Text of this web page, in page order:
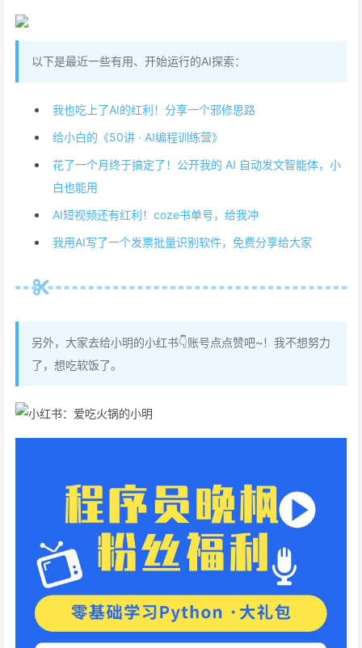
以下是最近一些有用、开始运行的AI探索：
我也吃上了AI的红利！分享一个邪修思路
给小白的《50讲 · AI编程训练营》
花了一个月终于搞定了！公开我的 AI 自动发文智能体，小
白也能用
AI短视频还有红利！coze书单号，给我冲
我用AI写了一个发票批量识别软件，免费分享给大家
另外，大家去给小明的小红书👇账号点点赞吧~！我不想努力
了，想吃软饭了。